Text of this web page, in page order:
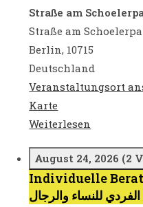
Straße am
Straße am
Berlin, 10715
Deutschland
Veranstaltungsort
KarteStraße
am
Volkspark
Wilmersdorf
Weiterlesen
August 24, 2026 (2
Individuelle
Beratung
Individuelle
الفردي للنساء والرجال